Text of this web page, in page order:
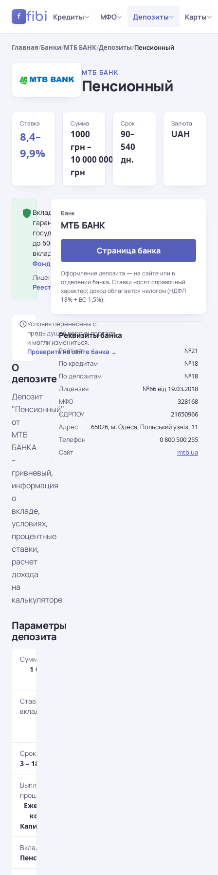
f fibi Кредиты МФО Депозиты Карты
Главная/Банки/МТБ БАНК/Депозиты/Пенсионный
МТБ БАНК
Пенсионный
Ставка
8,4–
9,9%
Сумма
1000
грн –
10 000 000
грн
Срок
90–
540
дн.
Валюта
UAH
Вклад застрахован Фондом
гарантирования вкладов физлиц:
государство гарантирует возврат
до 600 000 грн на одного
вкладчика в банке.
Фонд гарантирования вкладов →
Лицензия НБУ №66 від 19.03.2018 ·
Реестр НБУ →
Условия перенесены с
предыдущей версии портала
и могли измениться.
Проверить на сайте банка →
О
депозите
Депозит
"Пенсионный"
от
МТБ
БАНКА
–
гривневый,
информация
о
вкладе,
условиях,
процентные
ставки,
расчет
дохода
на
калькуляторе
Параметры
депозита
Сумма депозита
1 000 – 10 000
Ставка по
вкладу
Срок депозита
3 – 18 мес.
Выплата
процентов
Ежемесячно, В
конце срока,
Капитализация
Вкладчик
Пенсионерам
Банк
МТБ БАНК
Страница банка
Оформление депозита — на сайте или в
отделении банка. Ставки носят справочный
характер; доход облагается налогом (НДФЛ
18% + ВС 1,5%).
Реквизиты банка
Рейтинг
№21
По кредитам
№18
По депозитам
№18
Лицензия
№66 від 19.03.2018
МФО
328168
ЄДРПОУ
21650966
Адрес
65026, м. Одеса, Польський узвіз, 11
Телефон
0 800 500 255
Сайт
mtb.ua